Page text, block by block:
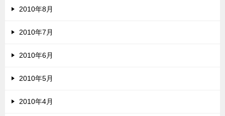
2010年8月
2010年7月
2010年6月
2010年5月
2010年4月